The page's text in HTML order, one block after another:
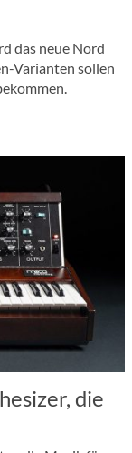
das neue Nord
Varianten sollen
die